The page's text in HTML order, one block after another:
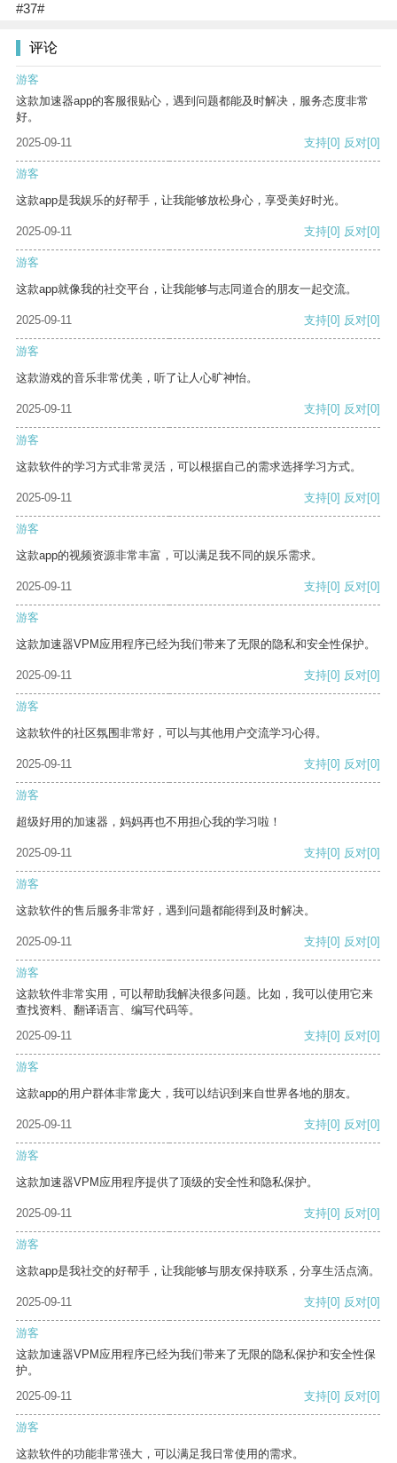
#37#
评论
游客
这款加速器app的客服很贴心，遇到问题都能及时解决，服务态度非常
好。
2025-09-11
支持[0] 反对[0]
游客
这款app是我娱乐的好帮手，让我能够放松身心，享受美好时光。
2025-09-11 支持[0] 反对[0]
游客
这款app就像我的社交平台，让我能够与志同道合的朋友一起交流。
2025-09-11 支持[0] 反对[0]
游客
这款游戏的音乐非常优美，听了让人心旷神怡。
2025-09-11 支持[0] 反对[0]
游客
这款软件的学习方式非常灵活，可以根据自己的需求选择学习方式。
2025-09-11 支持[0] 反对[0]
游客
这款app的视频资源非常丰富，可以满足我不同的娱乐需求。
2025-09-11 支持[0] 反对[0]
游客
这款加速器VPM应用程序已经为我们带来了无限的隐私和安全性保护。
2025-09-11 支持[0] 反对[0]
游客
这款软件的社区氛围非常好，可以与其他用户交流学习心得。
2025-09-11 支持[0] 反对[0]
游客
超级好用的加速器，妈妈再也不用担心我的学习啦！
2025-09-11 支持[0] 反对[0]
游客
这款软件的售后服务非常好，遇到问题都能得到及时解决。
2025-09-11 支持[0] 反对[0]
游客
这款软件非常实用，可以帮助我解决很多问题。比如，我可以使用它来
查找资料、翻译语言、编写代码等。
2025-09-11
支持[0] 反对[0]
游客
这款app的用户群体非常庞大，我可以结识到来自世界各地的朋友。
2025-09-11 支持[0] 反对[0]
游客
这款加速器VPM应用程序提供了顶级的安全性和隐私保护。
2025-09-11 支持[0] 反对[0]
游客
这款app是我社交的好帮手，让我能够与朋友保持联系，分享生活点滴。
2025-09-11 支持[0] 反对[0]
游客
这款加速器VPM应用程序已经为我们带来了无限的隐私保护和安全性保
护。
2025-09-11
支持[0] 反对[0]
游客
这款软件的功能非常强大，可以满足我日常使用的需求。